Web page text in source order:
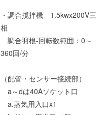
・調合撹拌機 1.5kwx200V三
相
調合羽根-回転数範囲：0～
360回/分
（配管・センサー接続部）
a～dは40Aソケット口
a.蒸気用入口x1